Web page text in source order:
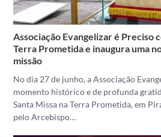
Associação Evangelizar é Preciso
Terra Prometida e inaugura uma
missão
No dia 27 de junho, a Associação
momento histórico e de profunda
Santa Missa na Terra Prometida, em
pelo Arcebispo…